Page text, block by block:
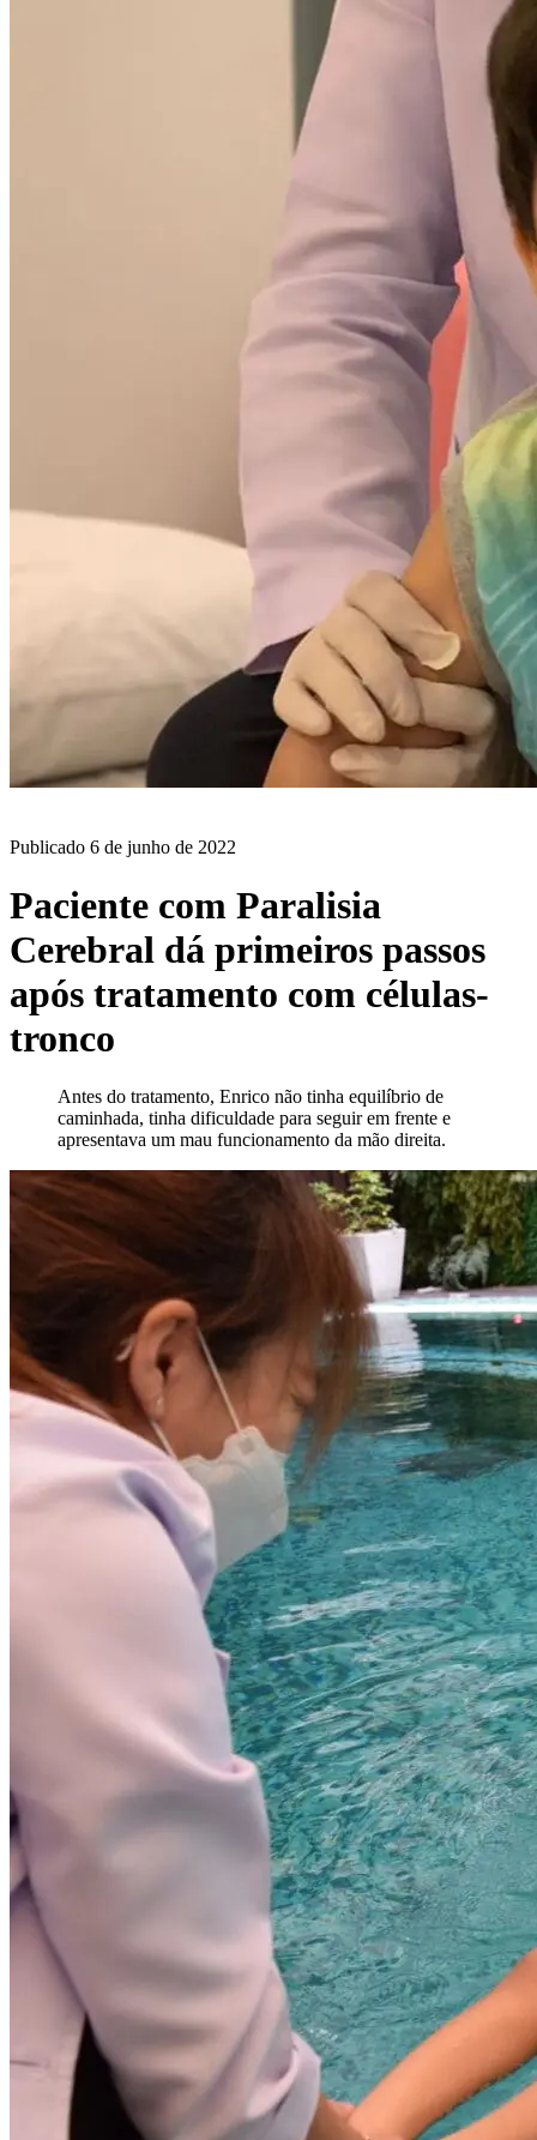
Publicado 6 de junho de 2022
Paciente com Paralisia
Cerebral dá primeiros passos
após tratamento com células-
tronco
Antes do tratamento, Enrico não tinha equilíbrio de
caminhada, tinha dificuldade para seguir em frente e
apresentava um mau funcionamento da mão direita.